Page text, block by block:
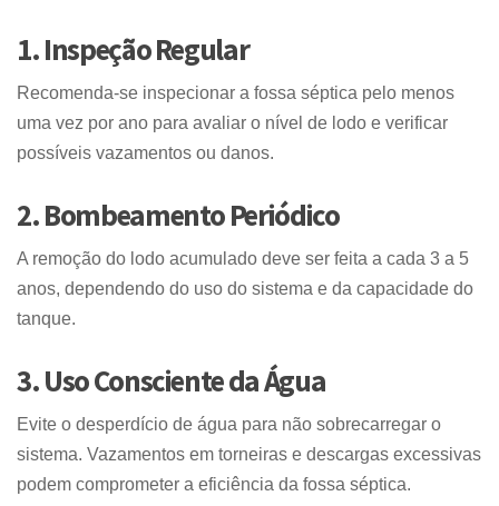
1. Inspeção Regular
Recomenda-se inspecionar a fossa séptica pelo menos
uma vez por ano para avaliar o nível de lodo e verificar
possíveis vazamentos ou danos.
2. Bombeamento Periódico
A remoção do lodo acumulado deve ser feita a cada 3 a 5
anos, dependendo do uso do sistema e da capacidade do
tanque.
3. Uso Consciente da Água
Evite o desperdício de água para não sobrecarregar o
sistema. Vazamentos em torneiras e descargas excessivas
podem comprometer a eficiência da fossa séptica.